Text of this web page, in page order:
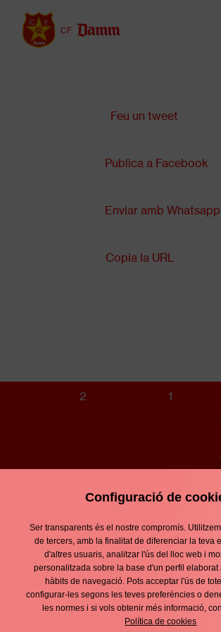
contingut
Feu un tweet
Publica a Facebook
Enviar amb Whatsapp
Copia la URL
2
1
Configuració de
Ser transparents és el nostre compromís.
de tercers, amb la finalitat de diferenciar la teva
d'altres usuaris, analitzar l'ús del lloc web i
personalitzada sobre la base d'un perfil elaborat
hàbits de navegació. Pots acceptar l'ús de
configurar-les segons les teves preferències o
les normes i si vols obtenir més informació,
Política de cookies